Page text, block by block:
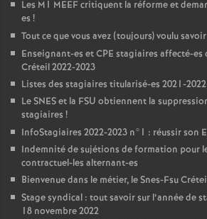
Les M1 MEEFcritiquent la réforme et
es !
Tout ce que vous avez (toujours) voulu
Enseignant-es etCPE stagiaires affecté-es
Créteil 2022-2023
Listes des stagiaires titularisé-es 2021-2022
LeSNESet la FSU obtiennent la
stagiaires !
InfoStagiaires 2022-2023 n°1 : réussir son
Indemnité de sujétions de formation pour
contractuel-les alternant-es
Bienvenue dans le métier, le Snes-Fsu
Stage syndical : tout savoir sur l’année de
18 novembre 2022